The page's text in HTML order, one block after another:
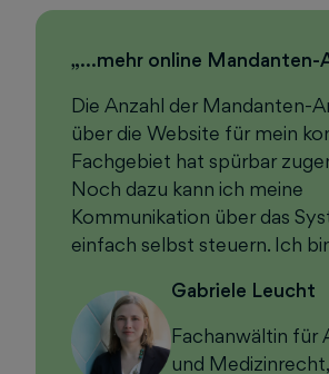
„…mehr online Mandanten-
Die Anzahl der Mandanten-
über die Website für mein
Fachgebiet hat spürbar
Noch dazu kann ich meine
Kommunikation über das
einfach selbst steuern. Ich
Gabriele Leucht
Fachanwältin für
und